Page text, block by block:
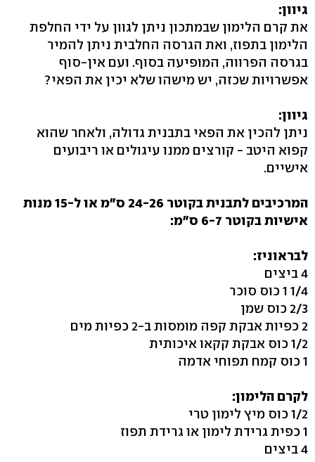
גיוון:
את קרם הלימון שבמתכון ניתן לגוון על ידי החלפת
הלימון בתפוז, ואת הגרסה החלבית ניתן להמיר
בגרסה הפרווה, המופיעה בסוף. ועם אין-סוף
אפשרויות שכזה, יש מישהו שלא יכין את הפאי?
גיוון:
ניתן להכין את הפאי בתבנית גדולה, ולאחר שהוא
קפוא היטב - קורצים ממנו עיגולים או ריבועים
אישיים.
המרכיבים לתבנית בקוטר 24-26 ס"מ או ל-15 מנות
אישיות בקוטר 6-7 ס"מ:
לבראוניז:
4 ביצים
1/4 1 כוס סוכר
2/3 כוס שמן
2 כפיות אבקת קפה מומסות ב-2 כפיות מים
1/2 כוס אבקת קקאו איכותית
1 כוס קמח תפוחי אדמה
לקרם הלימון:
1/2 כוס מיץ לימון טרי
1 כפית גרידת לימון או גרידת תפוז
4 ביצים